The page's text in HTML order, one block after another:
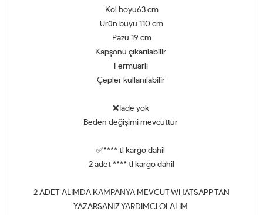
Kol boyu63 cm
Urün buyu 110 cm
Pazu 19 cm
Kapşonu çıkarılabilir
Fermuarlı
Çepler kullanılabilir
❌İade yok
Beden değişimi mevcuttur
✅**** tl kargo dahil
2 adet **** tl kargo dahil
2 ADET ALIMDA KAMPANYA MEVCUT WHATSAPP TAN
YAZARSANIZ YARDIMCI OLALIM